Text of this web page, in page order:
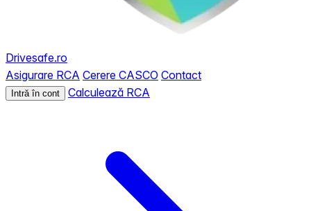
Drivesafe.ro
Asigurare RCA Cerere CASCO Contact
Intră în cont Calculează RCA